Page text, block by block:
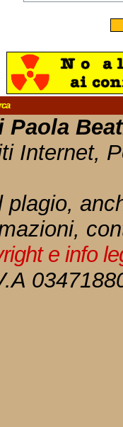
Paola
Internet,
plagio,
e info